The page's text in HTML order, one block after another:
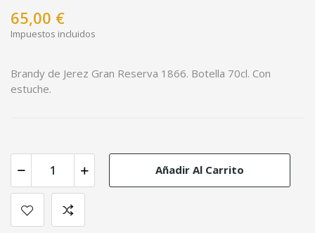
65,00 €
Impuestos incluidos
Brandy de Jerez Gran Reserva 1866. Botella 70cl. Con
estuche.
Añadir Al Carrito